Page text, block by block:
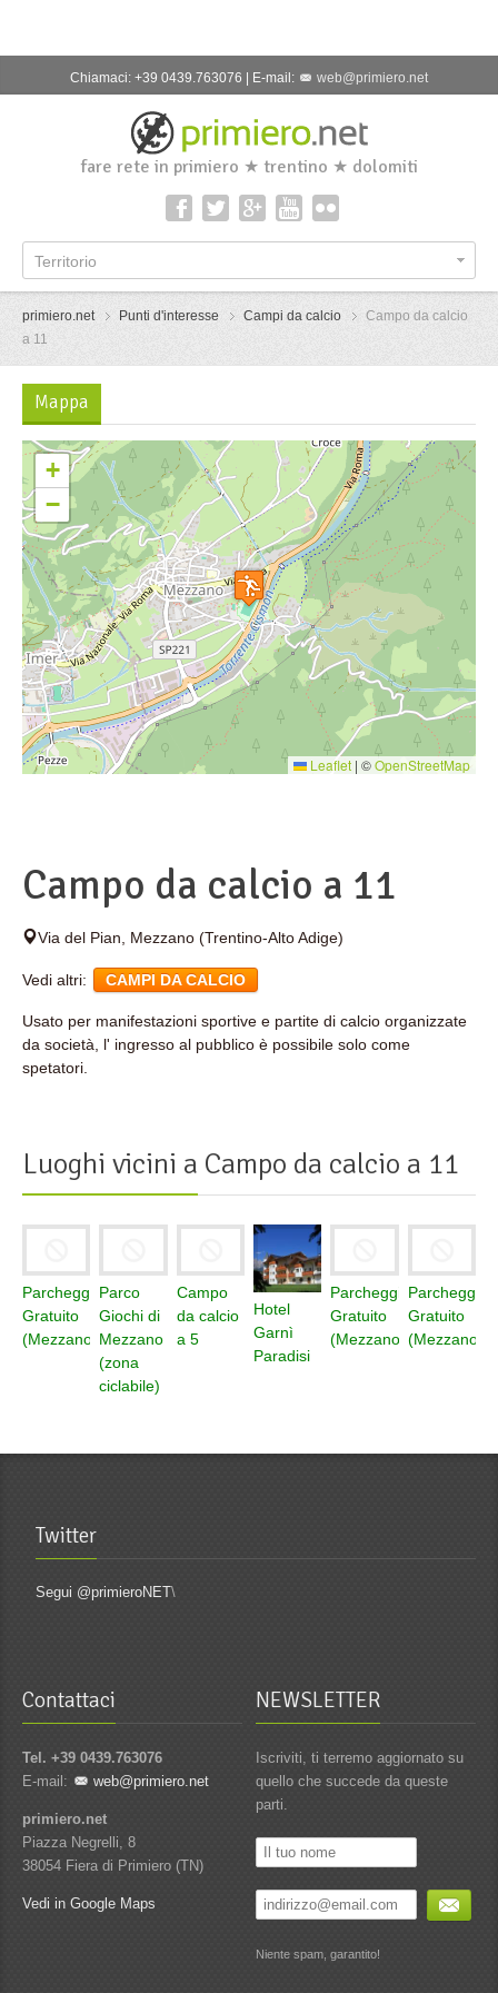
Chiamaci: +39 0439.763076 | E-mail: web@primiero.net
fare rete in primiero ★ trentino ★ dolomiti
Territorio
primiero.net Punti d'interesse Campi da calcio
Campo da calcio
a 11
Mappa
+
−
Leaflet | ©OpenStreetMap
Campo da calcio a 11
Via del Pian, Mezzano (Trentino-Alto Adige)
Vedi altri: CAMPI DA CALCIO
Usato per manifestazioni sportive e partite di calcio organizzate
da società, l' ingresso al pubblico è possibile solo come
spetatori.
Luoghi vicini a Campo da calcio a 11
Parcheggio
Gratuito
(Mezzano)
Parco
Giochi di
Mezzano
(zona
ciclabile)
Campo
da calcio
a 5
Hotel
Garnì
Paradisi
Parcheggio
Gratuito
(Mezzano)
Parcheggio
Gratuito
(Mezzano)
Twitter
Segui @primieroNET\
Contattaci
Tel. +39 0439.763076
E-mail:
web@primiero.net
primiero.net
Piazza Negrelli, 8
38054 Fiera di Primiero (TN)
Vedi in Google Maps
NEWSLETTER
Iscriviti, ti terremo aggiornato su
quello che succede da queste
parti.
Niente spam, garantito!